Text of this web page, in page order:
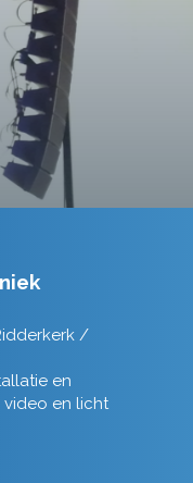
/
en
en licht